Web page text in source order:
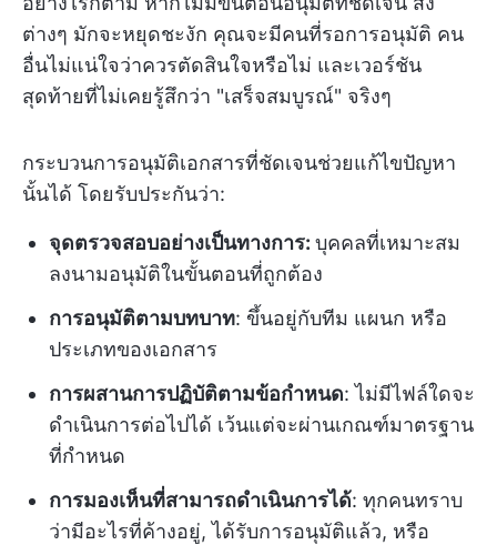
ต่างๆ มักจะหยุดชะงัก คุณจะมีคนที่รอการอนุมัติ คน
อื่นไม่แน่ใจว่าควรตัดสินใจหรือไม่ และเวอร์ชัน
สุดท้ายที่ไม่เคยรู้สึกว่า "เสร็จสมบูรณ์" จริงๆ
กระบวนการอนุมัติเอกสารที่ชัดเจนช่วยแก้ไขปัญหา
นั้นได้ โดยรับประกันว่า:
จุดตรวจสอบอย่างเป็นทางการ: บุคคลที่เหมาะสม
ลงนามอนุมัติในขั้นตอนที่ถูกต้อง
การอนุมัติตามบทบาท: ขึ้นอยู่กับทีม แผนก หรือ
ประเภทของเอกสาร
การผสานการปฏิบัติตามข้อกำหนด: ไม่มีไฟล์ใดจะ
ดำเนินการต่อไปได้ เว้นแต่จะผ่านเกณฑ์มาตรฐาน
ที่กำหนด
การมองเห็นที่สามารถดำเนินการได้: ทุกคนทราบ
ว่ามีอะไรที่ค้างอยู่, ได้รับการอนุมัติแล้ว, หรือ